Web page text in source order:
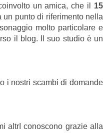
un amica, che il 15
un punto di riferimento nella
molto particolare e
il blog. Il suo studio è un
i nostri scambi di domande
altrI conoscono grazie alla